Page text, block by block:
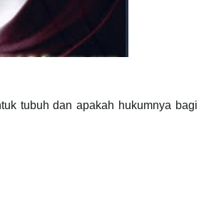
tubuh dan apakah hukumnya